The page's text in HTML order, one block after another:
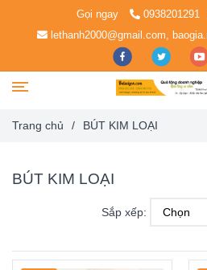
Gọi ngay 0938201291
lethanh2000@gmail.com,
Trang chủ / BÚT KIM LOẠI
BÚT KIM LOẠI
Sắp xếp: